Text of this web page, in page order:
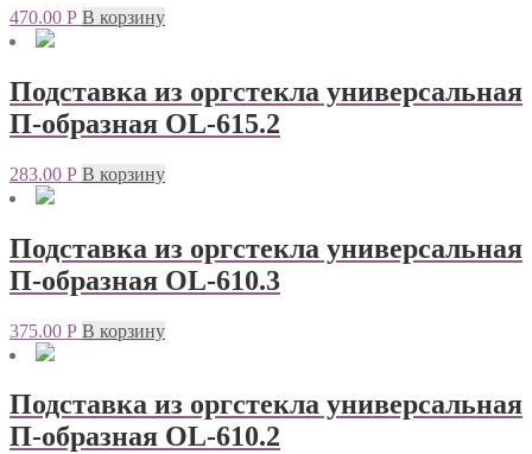
470.00 Р В корзину
Подставка из оргстекла универсальная
П-образная OL-615.2
283.00 Р В корзину
Подставка из оргстекла универсальная
П-образная OL-610.3
375.00 Р В корзину
Подставка из оргстекла универсальная
П-образная OL-610.2